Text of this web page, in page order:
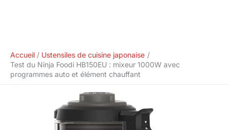
Accueil
Ustensiles de cuisine japonaise
Test du Ninja Foodi HB150EU : mixeur 1000W avec
programmes auto et élément chauffant